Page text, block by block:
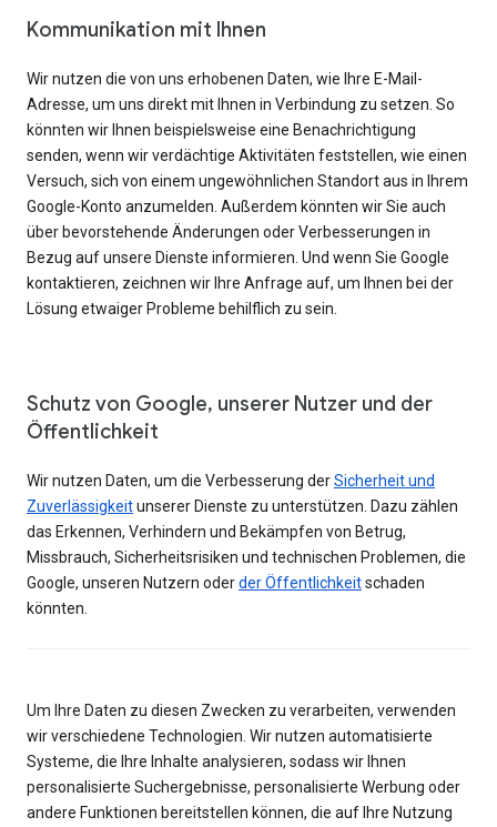
Kommunikation mit Ihnen
Wir nutzen die von uns erhobenen Daten, wie Ihre E-Mail-
Adresse, um uns direkt mit Ihnen in Verbindung zu setzen. So
könnten wir Ihnen beispielsweise eine Benachrichtigung
senden, wenn wir verdächtige Aktivitäten feststellen, wie einen
Versuch, sich von einem ungewöhnlichen Standort aus in Ihrem
Google-Konto anzumelden. Außerdem könnten wir Sie auch
über bevorstehende Änderungen oder Verbesserungen in
Bezug auf unsere Dienste informieren. Und wenn Sie Google
kontaktieren, zeichnen wir Ihre Anfrage auf, um Ihnen bei der
Lösung etwaiger Probleme behilflich zu sein.
Schutz von Google, unserer Nutzer und der
Öffentlichkeit
Wir nutzen Daten, um die Verbesserung derSicherheit und
Zuverlässigkeitunserer Dienste zu unterstützen. Dazu zählen
das Erkennen, Verhindern und Bekämpfen von Betrug,
Missbrauch, Sicherheitsrisiken und technischen Problemen, die
Google, unseren Nutzern oderder Öffentlichkeitschaden
könnten.
Um Ihre Daten zu diesen Zwecken zu verarbeiten, verwenden
wir verschiedene Technologien. Wir nutzen automatisierte
Systeme, die Ihre Inhalte analysieren, sodass wir Ihnen
personalisierte Suchergebnisse, personalisierte Werbung oder
andere Funktionen bereitstellen können, die auf Ihre Nutzung